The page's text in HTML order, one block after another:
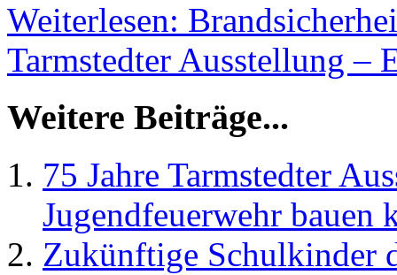
Weiterlesen:
Tarmstedter Ausstellung –
Weitere Beiträge...
75 Jahre Tarmstedter
Jugendfeuerwehr bauen
Zukünftige Schulkinder